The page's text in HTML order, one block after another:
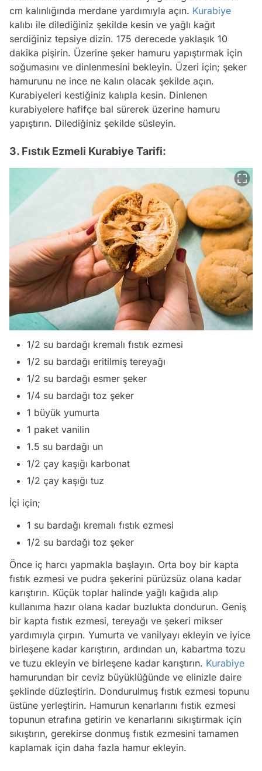
cm kalınlığında merdane yardımıyla açın. Kurabiye
kalıbı ile dilediğiniz şekilde kesin ve yağlı kağıt
serdiğiniz tepsiye dizin. 175 derecede yaklaşık 10
dakika pişirin. Üzerine şeker hamuru yapıştırmak için
soğumasını ve dinlenmesini bekleyin. Üzeri için; şeker
hamurunu ne ince ne kalın olacak şekilde açın.
Kurabiyeleri kestiğiniz kalıpla kesin. Dinlenen
kurabiyelere hafifçe bal sürerek üzerine hamuru
yapıştırın. Dilediğiniz şekilde süsleyin.
3. Fıstık Ezmeli Kurabiye Tarifi:
1/2 su bardağı kremalı fıstık ezmesi
1/2 su bardağı eritilmiş tereyağı
1/2 su bardağı esmer şeker
1/4 su bardağı toz şeker
1 büyük yumurta
1 paket vanilin
1.5 su bardağı un
1/2 çay kaşığı karbonat
1/2 çay kaşığı tuz
İçi için;
1 su bardağı kremalı fıstık ezmesi
1/2 su bardağı toz şeker
Önce iç harcı yapmakla başlayın. Orta boy bir kapta
fıstık ezmesi ve pudra şekerini pürüzsüz olana kadar
karıştırın. Küçük toplar halinde yağlı kağıda alıp
kullanıma hazır olana kadar buzlukta dondurun. Geniş
bir kapta fıstık ezmesi, tereyağı ve şekeri mikser
yardımıyla çırpın. Yumurta ve vanilyayı ekleyin ve iyice
birleşene kadar karıştırın, ardından un, kabartma tozu
ve tuzu ekleyin ve birleşene kadar karıştırın. Kurabiye
hamurundan bir ceviz büyüklüğünde ve elinizle daire
şeklinde düzleştirin. Dondurulmuş fıstık ezmesi topunu
üstüne yerleştirin. Hamurun kenarlarını fıstık ezmesi
topunun etrafına getirin ve kenarlarını sıkıştırmak için
sıkıştırın, gerekirse donmuş fıstık ezmesini tamamen
kaplamak için daha fazla hamur ekleyin.